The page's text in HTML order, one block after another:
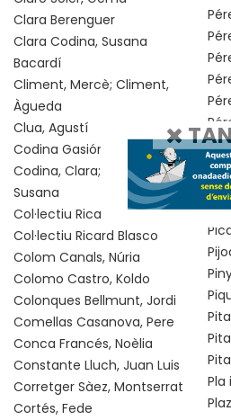
Clara Berenguer
Clara Codina, Susana
Bacardí
Climent, Mercè; Climent,
Àgueda
Clua, Agustí
Codina Gasión, Laia
Codina, Clara; Bacardí,
Susana
Col·lectiu Ricard Blasco
Col·lectiu Ricard Blasco
Colom Canals, Núria
Colomo Castro, Koldo
Colonques Bellmunt, Jordi
Comellas Casanova, Pere
Conca Francés, Noèlia
Constante Lluch, Juan Luis
Corretger Sàez, Montserrat
Cortés, Fede
Pla